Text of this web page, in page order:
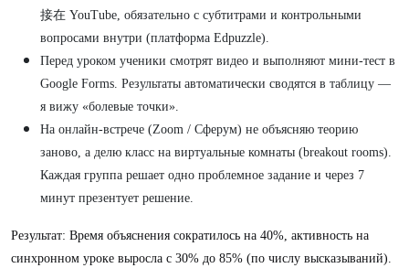
接在 YouTube, обязательно с субтитрами и контрольными
вопросами внутри (платформа Edpuzzle).
Перед уроком ученики смотрят видео и выполняют мини-тест в
Google Forms. Результаты автоматически сводятся в таблицу —
я вижу «болевые точки».
На онлайн-встрече (Zoom / Сферум) не объясняю теорию
заново, а делю класс на виртуальные комнаты (breakout rooms).
Каждая группа решает одно проблемное задание и через 7
минут презентует решение.
Результат: Время объяснения сократилось на 40%, активность на
синхронном уроке выросла с 30% до 85% (по числу высказываний).